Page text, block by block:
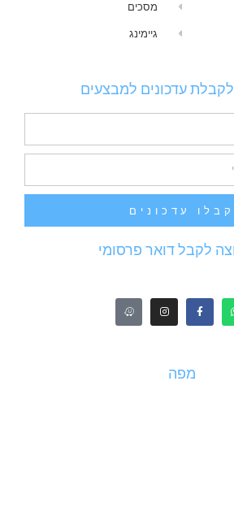
מסכים
גיימינג
עדכונים למבצעים
קבלו עדכונים
לקבל דואר פרסומי
מפה